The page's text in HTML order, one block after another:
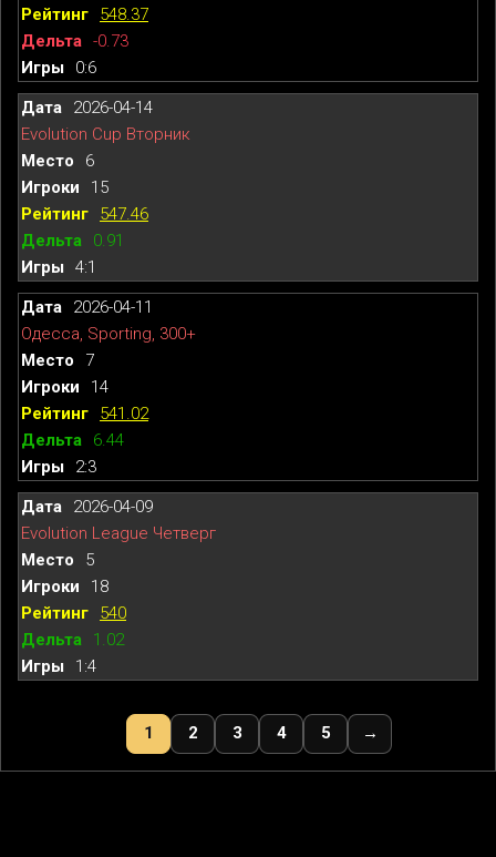
548.37
-0.73
0:6
2026-04-14
Evolution Cup Вторник
6
15
547.46
0.91
4:1
2026-04-11
Одесса, Sporting, 300+
7
14
541.02
6.44
2:3
2026-04-09
Evolution League Четверг
5
18
540
1.02
1:4
1 2 3 4 5 →